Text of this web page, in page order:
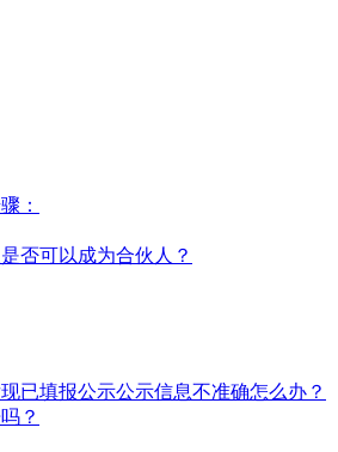
：
否可以成为合伙人？
已填报公示公示信息不准确怎么办？
？